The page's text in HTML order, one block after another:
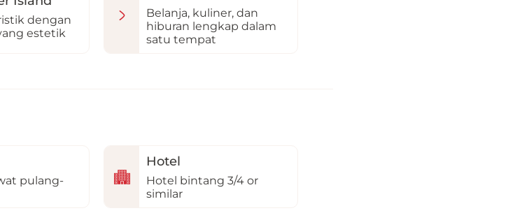
dengan
estetik
Belanja, kuliner, dan
hiburan lengkap dalam
satu tempat
pulang-
Hotel
Hotel bintang 3/4 or
similar